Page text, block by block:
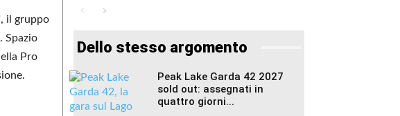
, il gruppo
. Spazio
Pro
Dello stesso argomento
Peak Lake Garda 42 2027
sold out: assegnati in
quattro giorni...